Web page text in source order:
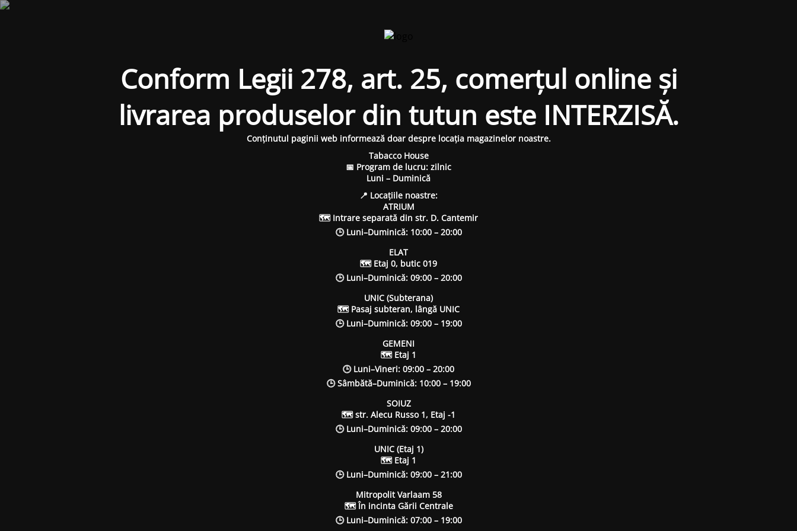
Conform Legii 278, art. 25, comerțul online și
livrarea produselor din tutun este INTERZISĂ.
Conținutul paginii web informează doar despre locația magazinelor noastre.
Tabacco House
📅 Program de lucru: zilnic
Luni – Duminică
📍 Locațiile noastre:
ATRIUM
🗺 Intrare separată din str. D. Cantemir
🕒 Luni–Duminică: 10:00 – 20:00
ELAT
🗺 Etaj 0, butic 019
🕒 Luni–Duminică: 09:00 – 20:00
UNIC (Subterana)
🗺 Pasaj subteran, lângă UNIC
🕒 Luni–Duminică: 09:00 – 19:00
GEMENI
🗺 Etaj 1
🕒 Luni–Vineri: 09:00 – 20:00
🕒 Sâmbătă–Duminică: 10:00 – 19:00
SOIUZ
🗺 str. Alecu Russo 1, Etaj -1
🕒 Luni–Duminică: 09:00 – 20:00
UNIC (Etaj 1)
🗺 Etaj 1
🕒 Luni–Duminică: 09:00 – 21:00
Mitropolit Varlaam 58
🗺 În incinta Gării Centrale
🕒 Luni–Duminică: 07:00 – 19:00